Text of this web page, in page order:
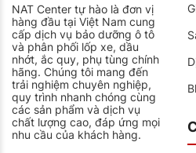
NAT Center tự hào là đơn vị
hàng đầu tại Việt Nam cung
cấp dịch vụ bảo dưỡng ô tô
và phân phối lốp xe, dầu
nhớt, ắc quy, phụ tùng chính
hãng. Chúng tôi mang đến
trải nghiệm chuyên nghiệp,
quy trình nhanh chóng cùng
các sản phẩm và dịch vụ
chất lượng cao, đáp ứng mọi
nhu cầu của khách hàng.